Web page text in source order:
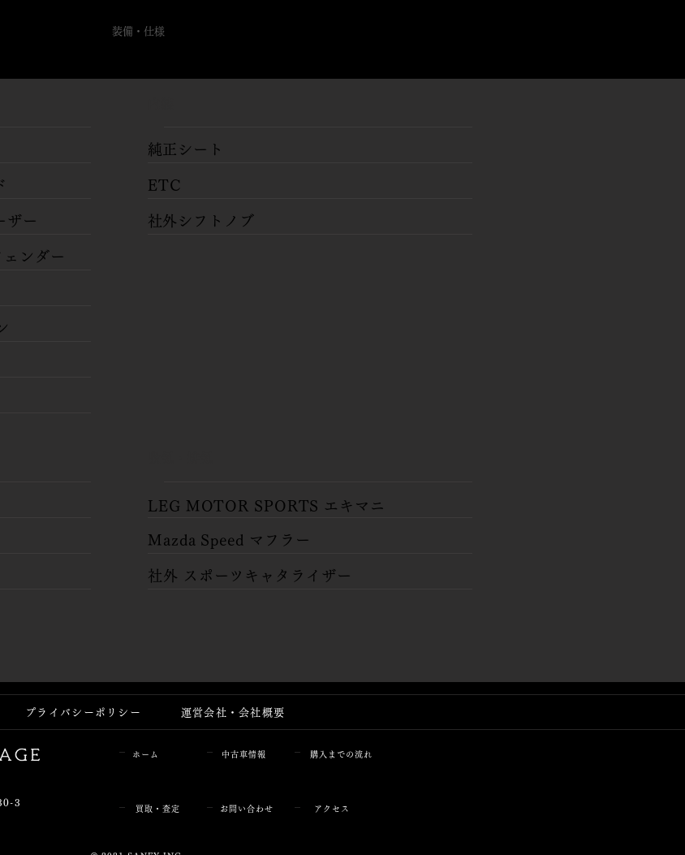
​装備・仕様
ザー
​純正シート
​ETC
​社外シフトノブ
ンダー
​LEG MOTOR SPORTS エキマニ
​Mazda Speed マフラー
​社外 スポーツキャタライザー
プライバシーポリシー 運営会社・会社概要
3
ホーム 中古車情報 購入までの流れ
買取・査定 お問い合わせ アクセス